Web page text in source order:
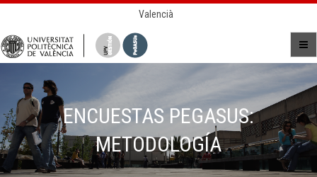
Valencià
ENCUESTAS PEGASUS:
METODOLOGÍA